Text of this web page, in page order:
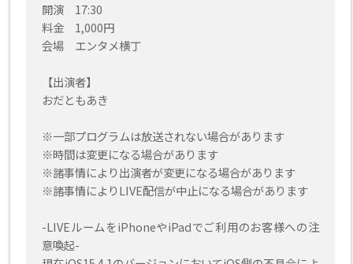
開演 17:30
料金 1,000円
会場 エンタメ横丁
【出演者】
おだともあき
※一部プログラムは放送されない場合があります
※時間は変更になる場合があります
※諸事情により出演者が変更になる場合があります
※諸事情によりLIVE配信が中止になる場合があります
-LIVEルームをiPhoneやiPadでご利用のお客様への注
意喚起-